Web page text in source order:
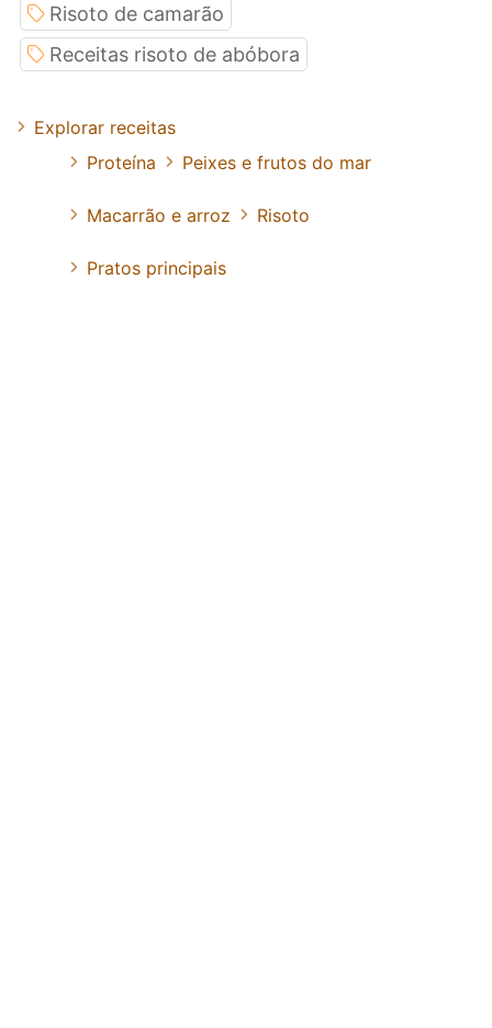
Risoto de camarão
Receitas risoto de abóbora
Explorar receitas
Proteína
Peixes e frutos do mar
Macarrão e arroz Risoto
Pratos principais